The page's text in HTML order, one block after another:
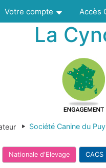
Votre compte Accès
La
Société Canine du
Nationale d'Elevage CACS